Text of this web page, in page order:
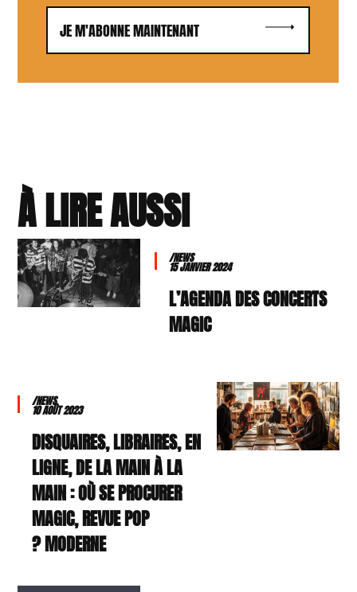
JE M'ABONNE MAINTENANT
À LIRE AUSSI
/NEWS
15 JANVIER 2024
L’AGENDA DES CONCERTS
MAGIC
/NEWS
10 AOÛT 2023
DISQUAIRES, LIBRAIRES, EN
LIGNE, DE LA MAIN À LA
MAIN : OÙ SE PROCURER
MAGIC, REVUE POP
MODERNE ?